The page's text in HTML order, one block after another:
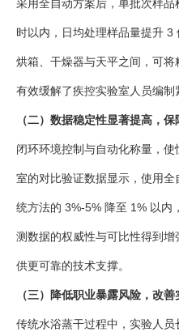
采用全自动方案后，单批次样
时以内，日均处理样品量提升
烘箱、干燥器与天平之间，可将
有效缓解了疾控实验室人员编制
（二）数据稳定性显著提高，
闭环环境控制与自动化称量，
室的对比验证数据显示，使用
统方法的 3%-5% 降至 1% 以内
测数据的权威性与可比性得到
供更可靠的技术支撑。
（三）降低职业暴露风险，改
传统水浴蒸干过程中，实验人